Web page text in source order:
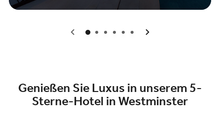
0 1 2 3 4 5
Genießen Sie Luxus in unserem 5-
Sterne-Hotel in Westminster